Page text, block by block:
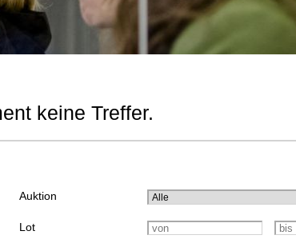
keine Treffer.
Auktion
Lot